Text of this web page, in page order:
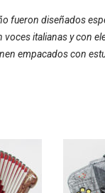
fueron diseñados
voces italianas y con
empacados con